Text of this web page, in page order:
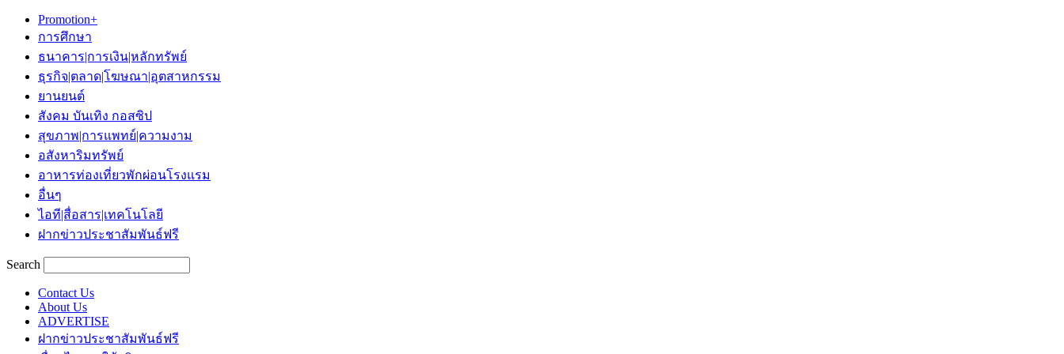
Promotion+
การศึกษา
ธนาคาร|การเงิน|หลักทรัพย์
ธุรกิจ|ตลาด|โฆษณา|อุตสาหกรรม
ยานยนต์
สังคม บันเทิง กอสซิป
สุขภาพ|การแพทย์|ความงาม
อสังหาริมทรัพย์
อาหารท่องเที่ยวพักผ่อนโรงแรม
อื่นๆ
ไอที|สื่อสาร|เทคโนโลยี
ฝากข่าวประชาสัมพันธ์ฟรี
Search
Contact Us
About Us
ADVERTISE
ฝากข่าวประชาสัมพันธ์ฟรี